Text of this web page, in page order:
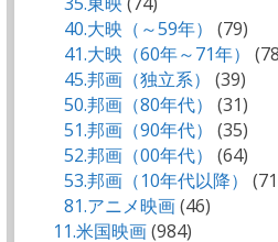
40.大映（～59年）
(79)
41.大映（60年～71年）
45.邦画（独立系）
(39)
50.邦画（80年代）
(31)
51.邦画（90年代）
(35)
52.邦画（00年代）
(64)
53.邦画（10年代以降）
81.アニメ映画(46)
11.米国映画(984)